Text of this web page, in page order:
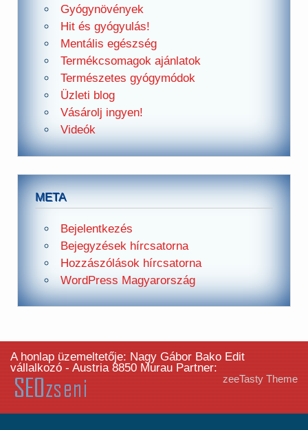
Gyógynövények
Hit és gyógyulás!
Mentális egészség
Termékcsomagok ajánlatok
Természetes gyógymódok
Üzleti blog
Vásárolj ingyen!
Videók
META
Bejelentkezés
Bejegyzések hírcsatorna
Hozzászólások hírcsatorna
WordPress Magyarország
A honlap üzemeltetője: Nagy Gábor Bako Edit
vállalkozó - Austria 8850 Murau Partner:
zeeTasty Theme